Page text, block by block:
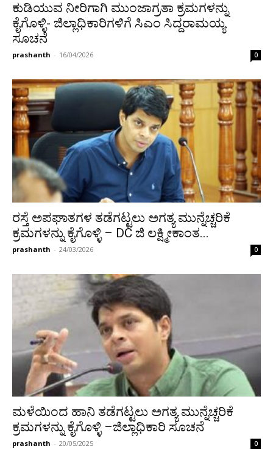
ಕುಡಿಯುವ ನೀರಿಗಾಗಿ ಮುಂಜಾಗ್ರತಾ ಕ್ರಮಗಳನ್ನು
ಕೈಗೊಳ್ಳಿ- ಜಿಲ್ಲಾಧಿಕಾರಿಗಳಿಗೆ ಸಿಎಂ ಸಿದ್ದರಾಮಯ್ಯ
ಸೂಚನೆ
prashanth - 16/04/2026 0
ರಸ್ತೆ ಅಪಘಾತಗಳ ತಡೆಗಟ್ಟಲು ಅಗತ್ಯ ಮುನ್ನೆಚ್ಚರಿಕೆ
ಕ್ರಮಗಳನ್ನು ಕೈಗೊಳ್ಳಿ – DC ಜಿ ಲಕ್ಷ್ಮೀಕಾಂತ...
prashanth - 24/03/2026 0
ಮಳೆಯಿಂದ ಹಾನಿ ತಡೆಗಟ್ಟಲು ಅಗತ್ಯ ಮುನ್ನೆಚ್ಚರಿಕೆ
ಕ್ರಮಗಳನ್ನು ಕೈಗೊಳ್ಳಿ –ಜಿಲ್ಲಾಧಿಕಾರಿ ಸೂಚನೆ
prashanth - 20/05/2025 0